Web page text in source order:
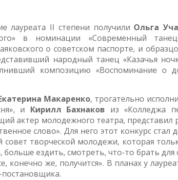
лауреата II степени получили Ольга
в номинации «Современный
о советском паспорте, и
народный танец «Казачья
композицию «Воспоминание о
Макаренко, трогательно
и Кирилл Бахнаков из «Колледжа
актер молодежного театра, представил
слово». Для него этот конкурс
совет творческой молодежи, которая
ездить, смотреть, что-то брать для
конечно же, получится». В планах у